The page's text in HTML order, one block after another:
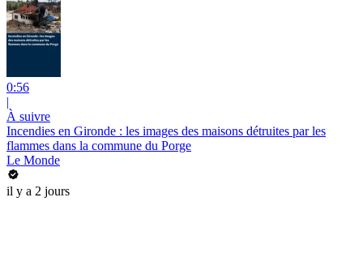
0:56
|
À suivre
Incendies en Gironde : les images des maisons détruites par les
flammes dans la commune du Porge
Le Monde
il y a 2 jours